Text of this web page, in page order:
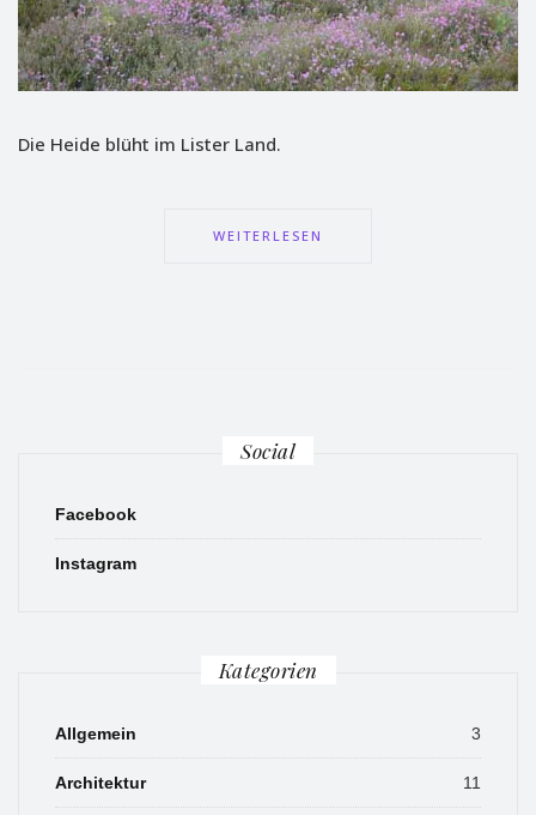
Die Heide blüht im Lister Land.
WEITERLESEN
Social
Facebook
Instagram
Kategorien
Allgemein 3
Architektur 11